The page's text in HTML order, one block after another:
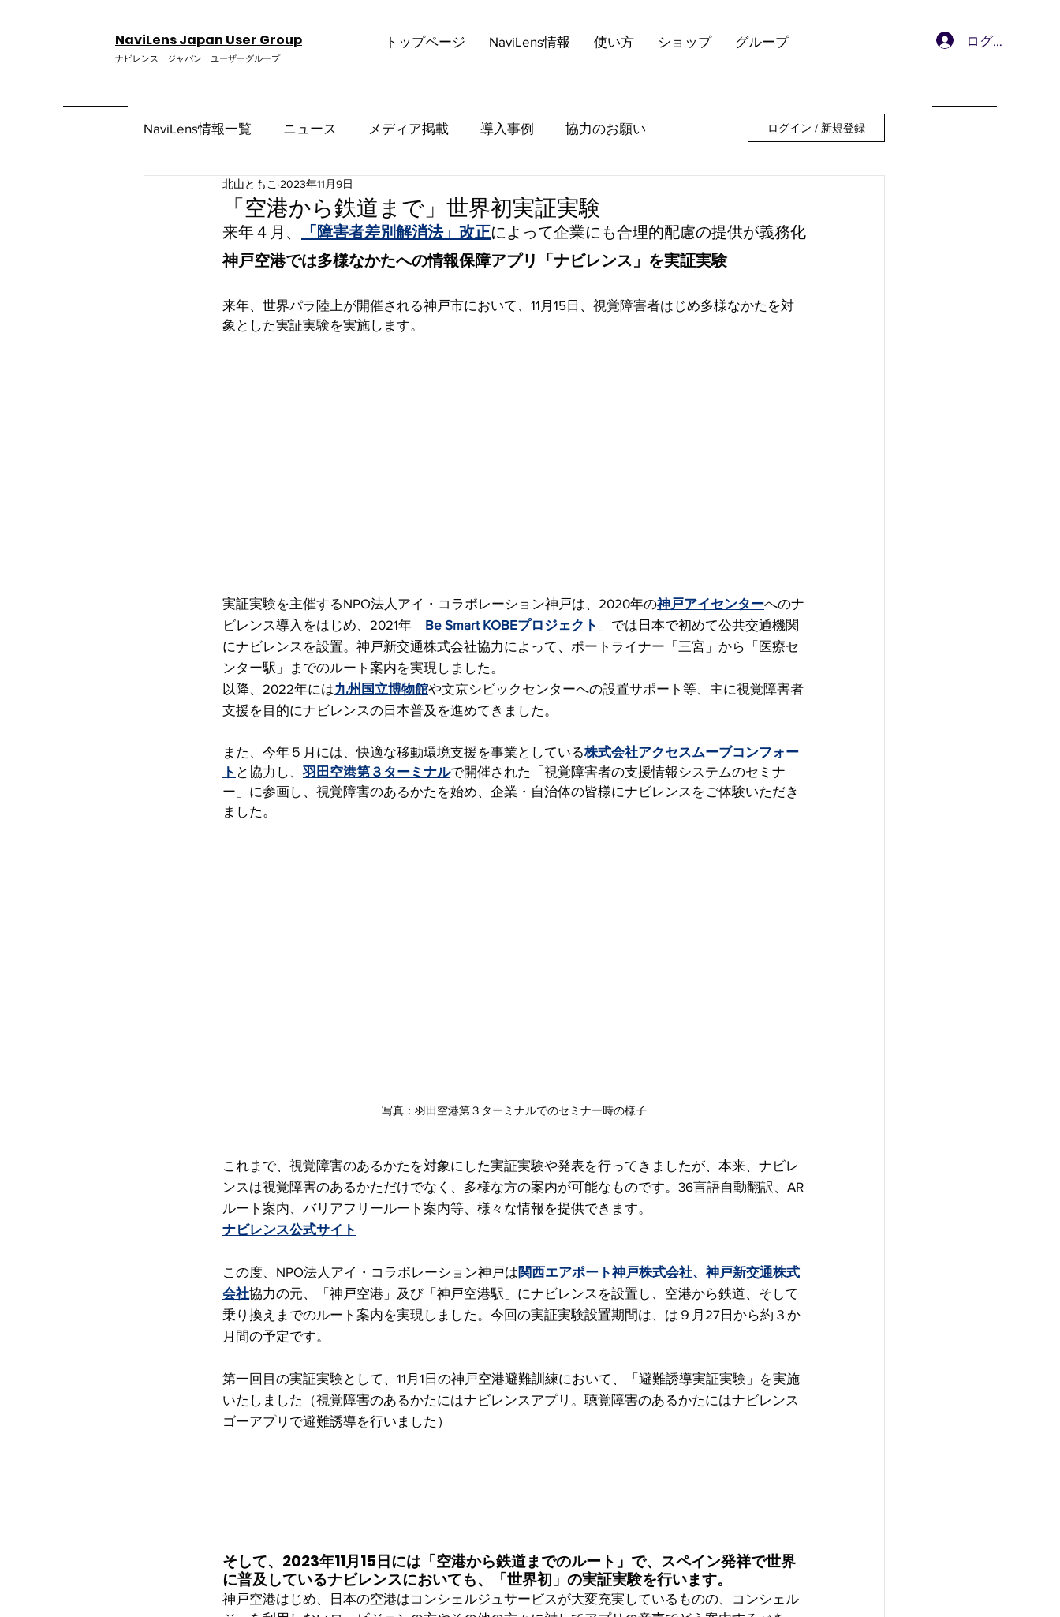
ナビレンス ジャパン ユーザーグループ
NaviLens Japan User Group トップページ NaviLens情報 使い方 ショップ グループ ログイン
NaviLens情報一覧 ニュース メディア掲載 導入事例 協力のお願い ログイン / 新規登録
「空港から鉄道まで」世界初実証実験
北山ともこ 2023年11月9日
来年４月、 「障害者差別解消法」改正によって企業にも合理的配慮の提供が義務化
神戸空港では多様なかたへの情報保障アプリ「ナビレンス」を実証実験
来年、世界パラ陸上が開催される神戸市において、11月15日、視覚障害者はじめ多様なかたを対
象とした実証実験を実施します。
実証実験を主催するNPO法人アイ・コラボレーション神戸は、2020年の神戸アイセンターへのナ
ビレンス導入をはじめ、2021年「Be Smart KOBEプロジェクト 」では日本で初めて公共交通機関
にナビレンスを設置。神戸新交通株式会社協力によって、ポートライナー「三宮」から「医療セ
ンター駅」までのルート案内を実現しました。
以降、2022年には九州国立博物館や文京シビックセンターへの設置サポート等、主に視覚障害者
支援を目的にナビレンスの日本普及を進めてきました。
また、今年５月には、快適な移動環境支援を事業としている株式会社アクセスムーブコンフォー
ト と協力し、 羽田空港第３ターミナルで開催された「視覚障害者の支援情報システムのセミナ
ー」に参画し、視覚障害のあるかたを始め、企業・自治体の皆様にナビレンスをご体験いただき
ました。
写真：羽田空港第３ターミナルでのセミナー時の様子
これまで、視覚障害のあるかたを対象にした実証実験や発表を行ってきましたが、本来、ナビレ
ンスは視覚障害のあるかただけでなく、多様な方の案内が可能なものです。36言語自動翻訳、AR
ルート案内、バリアフリールート案内等、様々な情報を提供できます。
ナビレンス公式サイト
この度、NPO法人アイ・コラボレーション神戸は関西エアポート神戸株式会社、神戸新交通株式
会社協力の元、「神戸空港」及び「神戸空港駅」にナビレンスを設置し、空港から鉄道、そして
乗り換えまでのルート案内を実現しました。今回の実証実験設置期間は、は９月27日から約３か
月間の予定です。
第一回目の実証実験として、11月1日の神戸空港避難訓練において、「避難誘導実証実験」を実施
いたしました（視覚障害のあるかたにはナビレンスアプリ。聴覚障害のあるかたにはナビレンス
ゴーアプリで避難誘導を行いました）
そして、2023年11月15日には「空港から鉄道までのルート」で、スペイン発祥で世界
に普及しているナビレンスにおいても、「世界初」の実証実験を行います。
神戸空港はじめ、日本の空港はコンシェルジュサービスが大変充実しているものの、コンシェル